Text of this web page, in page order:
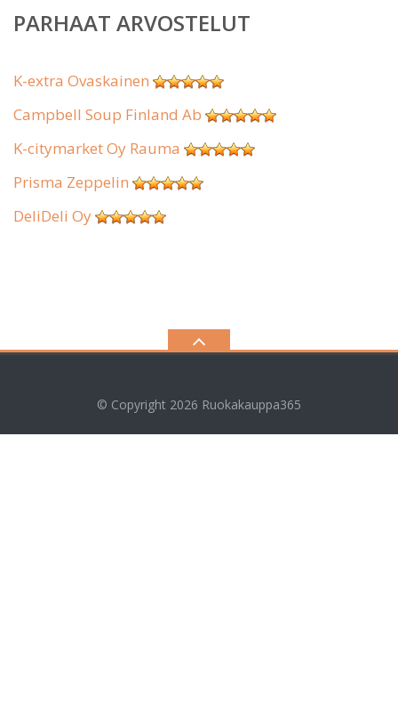
PARHAAT ARVOSTELUT
K-extra Ovaskainen
Campbell Soup Finland Ab
K-citymarket Oy Rauma
Prisma Zeppelin
DeliDeli Oy
© Copyright 2026 Ruokakauppa365